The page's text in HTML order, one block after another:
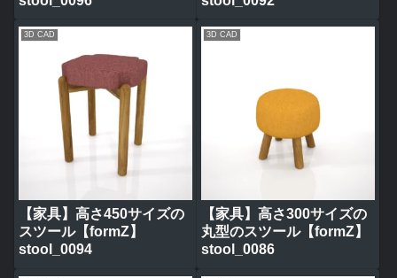
3D CAD
【家具】高さ450サイズの
スツール【formZ】
stool_0094
3D CAD
【家具】高さ300サイズの
丸型のスツール【formZ】
stool_0086